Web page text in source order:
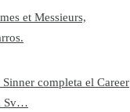
et Messieurs,
completa el Career
Sv…